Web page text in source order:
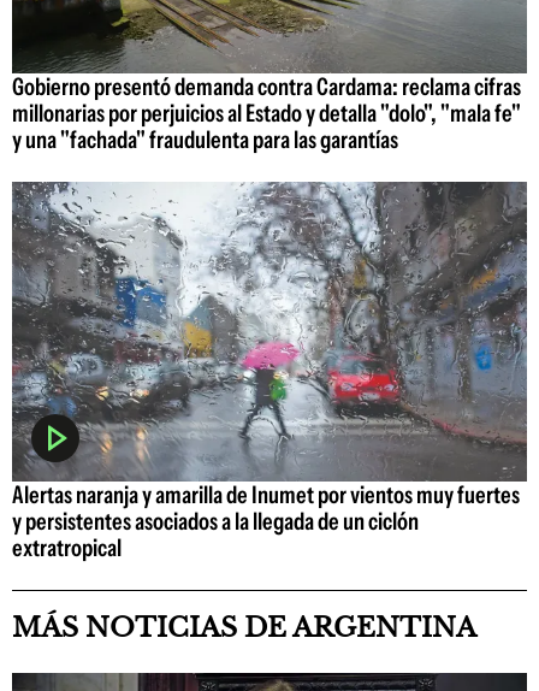
Gobierno presentó demanda contra Cardama: reclama cifras
millonarias por perjuicios al Estado y detalla "dolo", "mala fe"
y una "fachada" fraudulenta para las garantías
Alertas naranja y amarilla de Inumet por vientos muy fuertes
y persistentes asociados a la llegada de un ciclón
extratropical
MÁS NOTICIAS DE ARGENTINA